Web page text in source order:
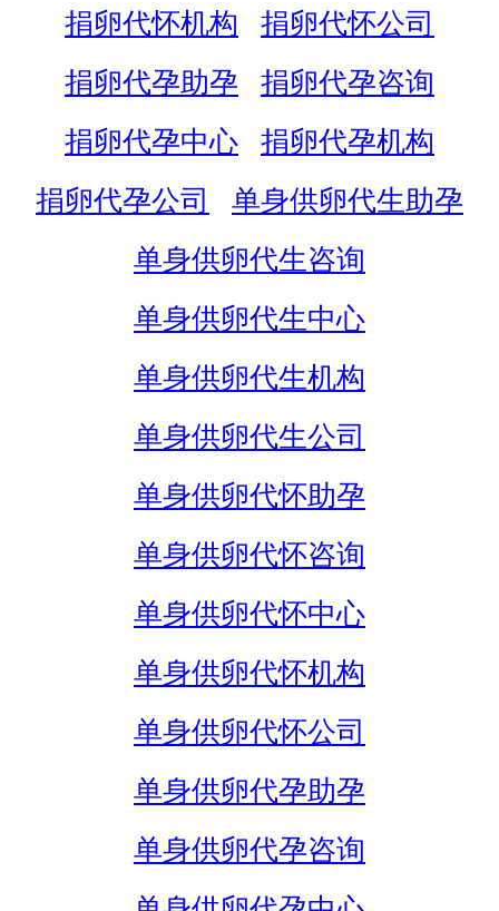
捐卵代怀机构
捐卵代怀公司
捐卵代孕助孕
捐卵代孕咨询
捐卵代孕中心
捐卵代孕机构
捐卵代孕公司
单身供卵代生助孕
单身供卵代生咨询
单身供卵代生中心
单身供卵代生机构
单身供卵代生公司
单身供卵代怀助孕
单身供卵代怀咨询
单身供卵代怀中心
单身供卵代怀机构
单身供卵代怀公司
单身供卵代孕助孕
单身供卵代孕咨询